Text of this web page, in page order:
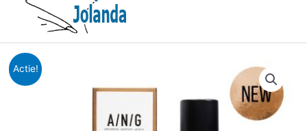
Actie!
prijs
prijs
is: